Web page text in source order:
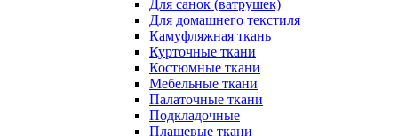
Для санок (ватрушек)
Для домашнего текстиля
Камуфляжная ткань
Курточные ткани
Костюмные ткани
Мебельные ткани
Палаточные ткани
Подкладочные
Плащевые ткани